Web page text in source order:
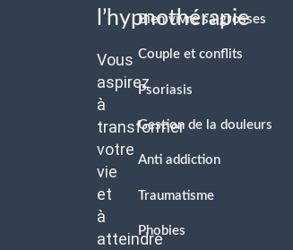
l’hypnothérapie
Vous
aspirez
à
transformer
votre
vie
et
à
atteindre
Bien vivre sa grosses
Couple et conflits
Psoriasis
Gestion de la douleurs
Anti addiction
Traumatisme
Phobies